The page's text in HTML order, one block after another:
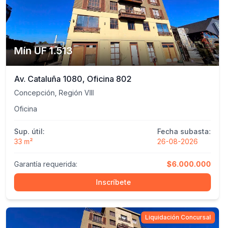
Mín UF 1.513
Av. Cataluña 1080, Oficina 802
Concepción, Región VIII
Oficina
Sup. útil:
33 m²
Fecha subasta:
26-08-2026
Garantía requerida: $6.000.000
Inscríbete
Liquidación Concursal